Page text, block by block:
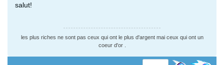
salut!
les plus riches ne sont pas ceux qui ont le plus d'argent mai ceux qui ont un
coeur d'or .